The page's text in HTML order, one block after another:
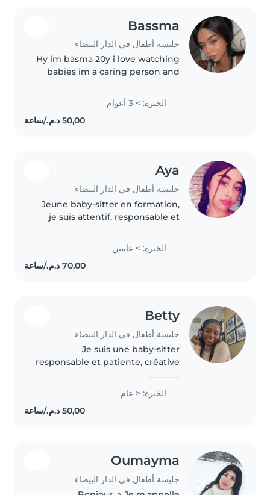
Bassma
جليسة أطفال في الدار البيضاء
Hy im basma 20y i love watching
babies im a caring person and
الخبرة: > 3 أعوام
Aya
جليسة أطفال في الدار البيضاء
Jeune baby-sitter en formation,
je suis attentif, responsable et
d'expérience, je m'occupe avec
plaisir des bébés, tout-petits et
enfants d'âge préscolaire...
الخبرة: > عامين
Betty
جليسة أطفال في الدار البيضاء
Je suis une baby-sitter
responsable et patiente, créative
les petits. Passionnée par le
dessin, les lectures et les jeux, je
propose mes services avec..
الخبرة: < عام
Oumayma
جليسة أطفال في الدار البيضاء